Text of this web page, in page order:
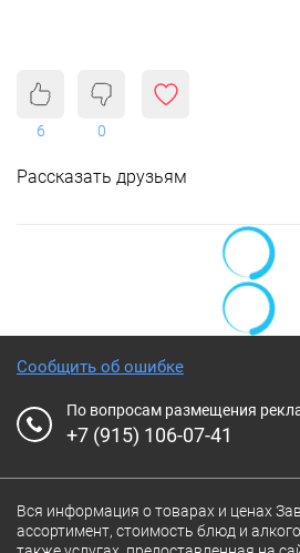
6 0
Рассказать друзьям
Сообщить об ошибке
По вопросам размещения
+7 (915) 106-07-41
Вся информация о товарах и ценах
ассортимент, стоимость блюд и